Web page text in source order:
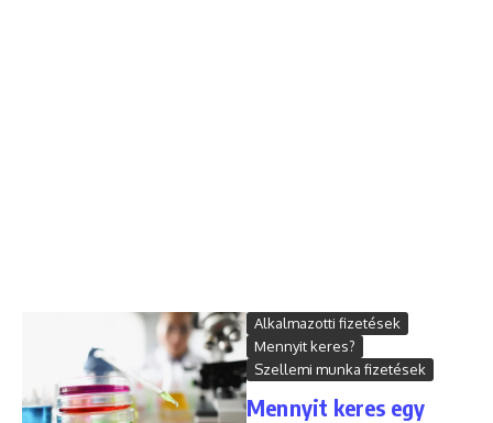
Alkalmazotti fizetések
Mennyit keres?
Szellemi munka fizetések
Mennyit keres egy